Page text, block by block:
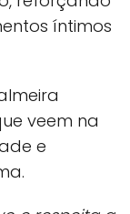
íntimos
veem na
e